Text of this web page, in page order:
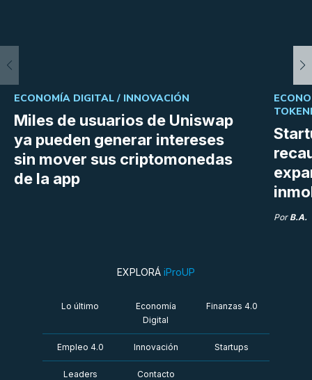
Miles de usuarios de Uniswap
ya pueden generar intereses
sin mover sus criptomonedas
de la app
ECONOMÍA DIGITAL / INNOVACIÓN
Por B.A.
EXPLORÁ iProUP
Lo último
Economía
Digital
Finanzas 4.0
Empleo 4.0 Innovación Startups
Leaders Contacto